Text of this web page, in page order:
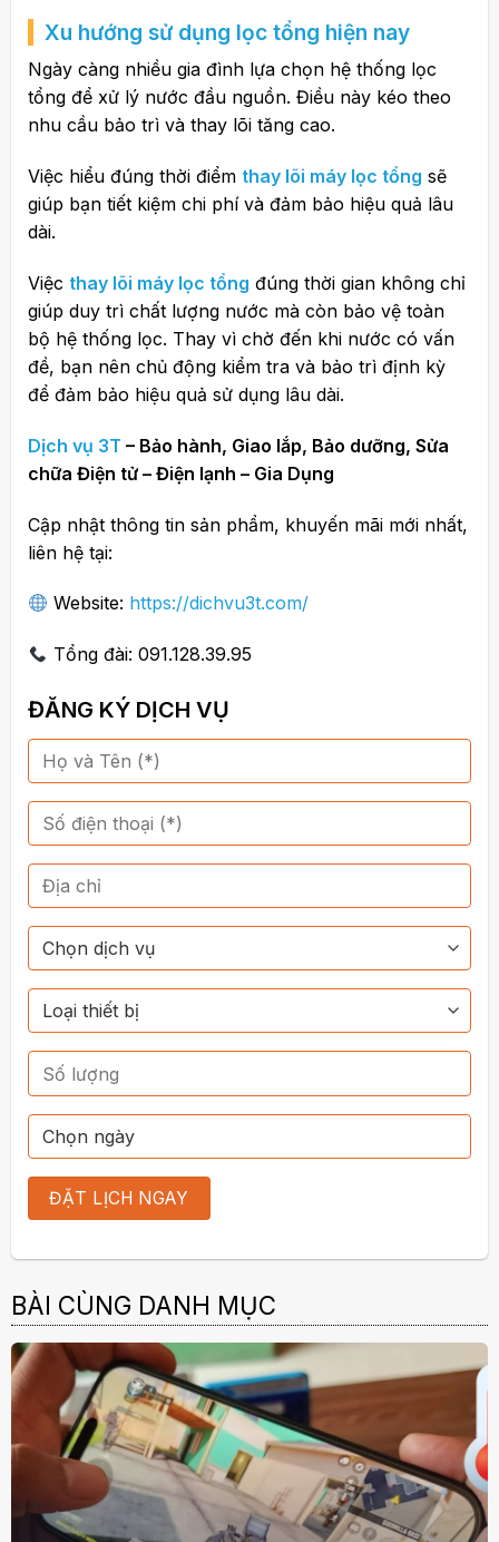
Xu hướng sử dụng lọc tổng hiện nay
Ngày càng nhiều gia đình lựa chọn hệ thống lọc
tổng để xử lý nước đầu nguồn. Điều này kéo theo
nhu cầu bảo trì và thay lõi tăng cao.
Việc hiểu đúng thời điểm thay lõi máy lọc tổng sẽ
giúp bạn tiết kiệm chi phí và đảm bảo hiệu quả lâu
dài.
Việc thay lõi máy lọc tổng đúng thời gian không chỉ
giúp duy trì chất lượng nước mà còn bảo vệ toàn
bộ hệ thống lọc. Thay vì chờ đến khi nước có vấn
đề, bạn nên chủ động kiểm tra và bảo trì định kỳ
để đảm bảo hiệu quả sử dụng lâu dài.
Dịch vụ 3T – Bảo hành, Giao lắp, Bảo dưỡng, Sửa
chữa Điện tử – Điện lạnh – Gia Dụng
Cập nhật thông tin sản phẩm, khuyến mãi mới nhất,
liên hệ tại:
Website: https://dichvu3t.com/
Tổng đài: 091.128.39.95
ĐĂNG KÝ DỊCH VỤ
BÀI CÙNG DANH MỤC